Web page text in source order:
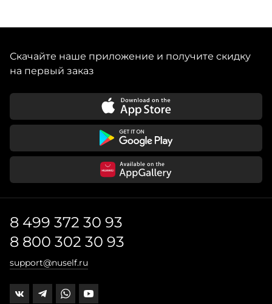
Скачайте наше приложение и получите скидку
на первый заказ
8 499 372 30 93
8 800 302 30 93
support@nuself.ru